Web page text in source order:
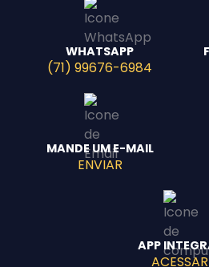
WHATSAPP
(71) 99676-6984
MANDE UM E-MAIL
ENVIAR
APP
ACESSAR